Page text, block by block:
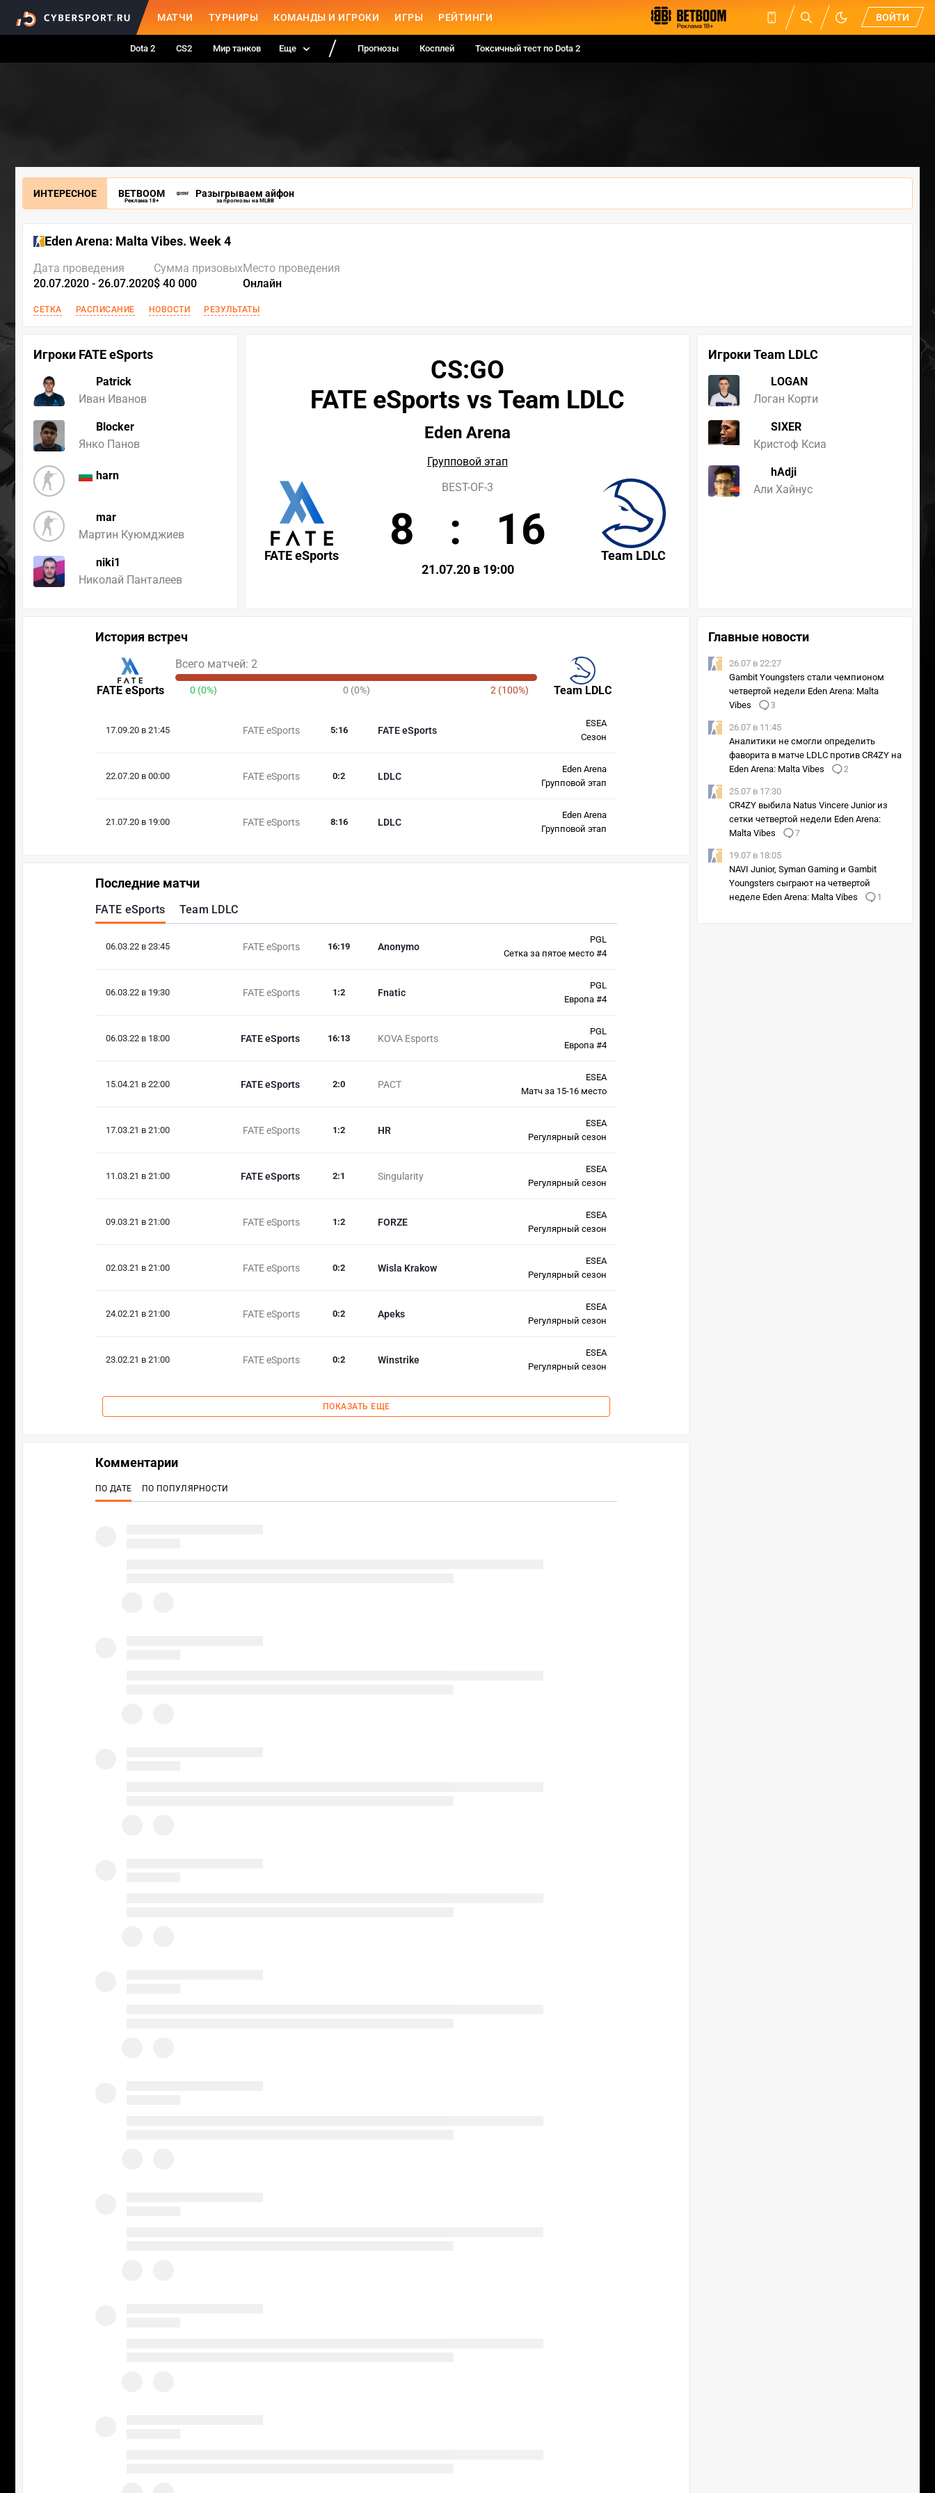
МАТЧИ ТУРНИРЫ КОМАНДЫ И ИГРОКИ ИГРЫ РЕЙТИНГИ ВОЙТИ
Dota 2 CS2 Мир танков Еще Прогнозы Косплей Токсичный тест по Dota 2
ИНТЕРЕСНОЕ BETBOOM
Реклама 18+
Разыгрываем айфон
за прогнозы на MLBB
Eden Arena: Malta Vibes. Week 4
Дата проведения
20.07.2020 - 26.07.2020
Сумма призовых
$ 40 000
Место проведения
Онлайн
СЕТКА РАСПИСАНИЕ НОВОСТИ РЕЗУЛЬТАТЫ
Игроки FATE eSports
Patrick
Иван Иванов
Blocker
Янко Панов
harn
mar
Мартин Куюмджиев
niki1
Николай Панталеев
Игроки Team LDLC
LOGAN
Логан Корти
SIXER
Кристоф Ксиа
hAdji
Али Хайнус
CS:GO
FATE eSports vs Team LDLC
Eden Arena
Групповой этап
FATE eSports Team LDLC
BEST-OF-3
8 : 16
21.07.20 в 19:00
История встреч
FATE eSports Team LDLC
Всего матчей: 2
0 (0%) 0 (0%) 2 (100%)
17.09.20 в 21:45 FATE eSports FATE eSports
5:16
ESEA
Сезон
22.07.20 в 00:00 FATE eSports LDLC
0:2
Eden Arena
Групповой этап
21.07.20 в 19:00 FATE eSports LDLC
8:16
Eden Arena
Групповой этап
Последние матчи
FATE eSports Team LDLC
06.03.22 в 23:45 FATE eSports Anonymo
16:19
PGL
Сетка за пятое место #4
06.03.22 в 19:30 FATE eSports Fnatic
1 :2
PGL
Европа #4
06.03.22 в 18:00 FATE eSports KOVA Esports
16:13
PGL
Европа #4
15.04.21 в 22:00 FATE eSports PACT
2:0
ESEA
Матч за 15-16 место
17.03.21 в 21:00 FATE eSports HR
1 :2
ESEA
Регулярный сезон
11.03.21 в 21:00 FATE eSports Singularity
2:1
ESEA
Регулярный сезон
09.03.21 в 21:00 FATE eSports FORZE
1 :2
ESEA
Регулярный сезон
02.03.21 в 21:00 FATE eSports Wisla Krakow
0:2
ESEA
Регулярный сезон
24.02.21 в 21:00 FATE eSports Apeks
0:2
ESEA
Регулярный сезон
23.02.21 в 21:00 FATE eSports Winstrike
0:2
ESEA
Регулярный сезон
ПОКАЗАТЬ ЕЩЕ
Главные новости
26.07 в 22:27
Gambit Youngsters стали чемпионом
четвертой недели Eden Arena: Malta
Vibes
3
26.07 в 11:45
Аналитики не смогли определить
фаворита в матче LDLC против CR4ZY на
Eden Arena: Malta Vibes
2
25.07 в 17:30
CR4ZY выбила Natus Vincere Junior из
сетки четвертой недели Eden Arena:
Malta Vibes
7
19.07 в 18:05
NAVI Junior, Syman Gaming и Gambit
Youngsters сыграют на четвертой
неделе Eden Arena: Malta Vibes
1
Комментарии
ПО ДАТЕ ПО ПОПУЛЯРНОСТИ